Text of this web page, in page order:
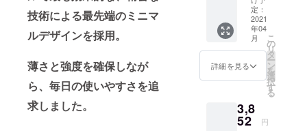
技術による最先端のミニマ
ルデザインを採用。
薄さと強度を確保しなが
ら、毎日の使いやすさを追
求しました。
〈内
容〉
lapflips
× 1 ご希
望のカ
ラーを
お選び
下さ
定：
2021
年04
月
詳細を見る
こ
の
リ
タ
ー
ン
を
選
択
す
る
3,8
52 円